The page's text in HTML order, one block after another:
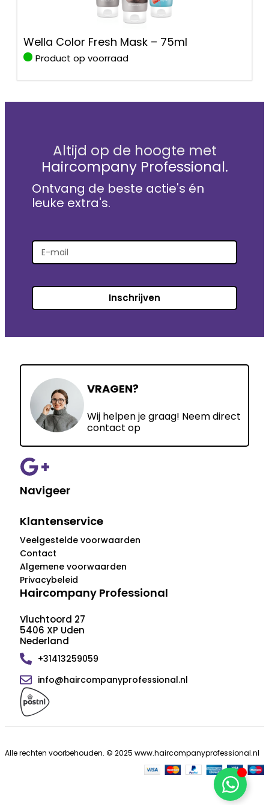
Wella Color Fresh Mask – 75ml
Product op voorraad
Altijd op de hoogte met
Haircompany Professional.
Ontvang de beste actie's én
leuke extra's.
Inschrijven
VRAGEN?
Wij helpen je graag! Neem direct
contact op
Navigeer
Klantenservice
Veelgestelde voorwaarden
Contact
Algemene voorwaarden
Privacybeleid
Haircompany Professional
Vluchtoord 27
5406 XP Uden
Nederland
+31413259059
info@haircompanyprofessional.nl
Alle rechten voorbehouden. © 2025 www.haircompanyprofessional.nl